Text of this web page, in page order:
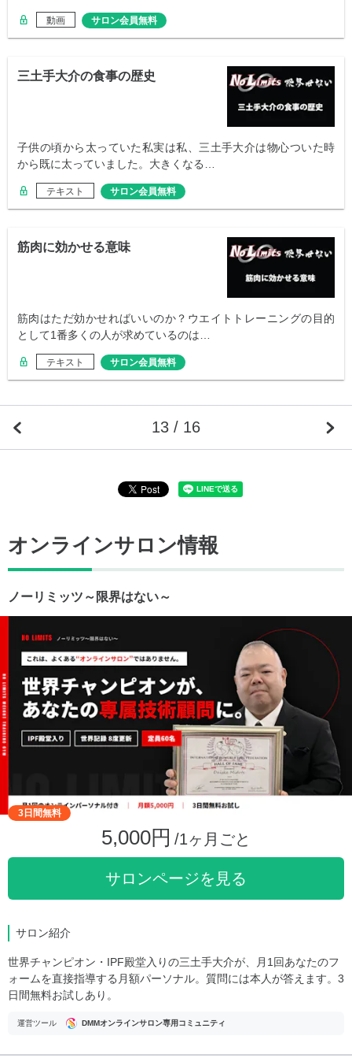
動画 サロン会員無料
三土手大介の食事の歴史
子供の頃から太っていた私実は私、三土手大介は物心ついた時
から既に太っていました。大きくなる…
テキスト サロン会員無料
筋肉に効かせる意味
筋肉はただ効かせればいいのか？ウエイトトレーニングの目的
として1番多くの人が求めているのは…
テキスト サロン会員無料
13 / 16
オンラインサロン情報
ノーリミッツ～限界はない～
3日間無料
5,000円 /1ヶ月ごと
サロンページを見る
サロン紹介
世界チャンピオン・IPF殿堂入りの三土手大介が、月1回あなたのフ
ォームを直接指導する月額パーソナル。質問には本人が答えます。3
日間無料お試しあり。
運営ツール DMMオンラインサロン専用コミュニティ